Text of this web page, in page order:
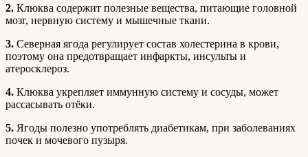
2. Клюква содержит полезные вещества, питающие головной
мозг, нервную систему и мышечные ткани.
3. Северная ягода регулирует состав холестерина в крови,
поэтому она предотвращает инфаркты, инсульты и
атеросклероз.
4. Клюква укрепляет иммунную систему и сосуды, может
рассасывать отёки.
5. Ягоды полезно употреблять диабетикам, при заболеваниях
почек и мочевого пузыря.